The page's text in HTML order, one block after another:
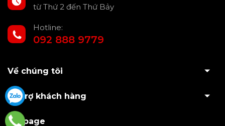
Kích thước tấm chắn: Dài 46 cm
từ Thứ 2 đến Thứ Bảy
Hotline:
092 888 9779
Về chúng tôi
Hỗ trợ khách hàng
Fanpage